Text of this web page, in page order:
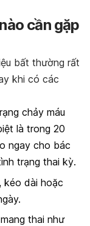
cần gặp
bất thường rất
khi có các
chảy máu
là trong 20
ngay cho bác
trạng thai kỳ.
kéo dài hoặc
thai như